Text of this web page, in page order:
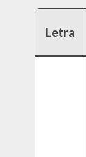
Letra